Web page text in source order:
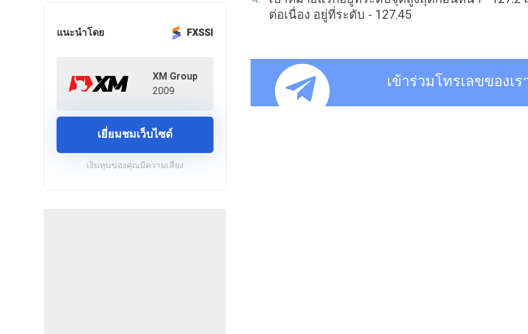
แนะนำโดย FXSSI
XM Group
2009
เยี่ยมชมเว็บไซต์
เงินทุนของคุณมีความเสี่ยง
ต่อเนื่อง อยู่ที่ระดับ - 127.45
เข้าร่วมโทรเลขของเร